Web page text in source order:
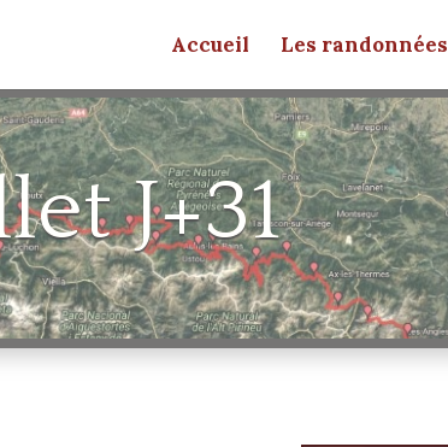
Accueil Les randonnées
J+31